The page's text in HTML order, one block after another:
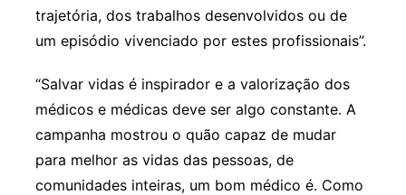
trajetória, dos trabalhos desenvolvidos ou de
um episódio vivenciado por estes profissionais”.
“Salvar vidas é inspirador e a valorização dos
médicos e médicas deve ser algo constante. A
campanha mostrou o quão capaz de mudar
para melhor as vidas das pessoas, de
comunidades inteiras, um bom médico é. Como